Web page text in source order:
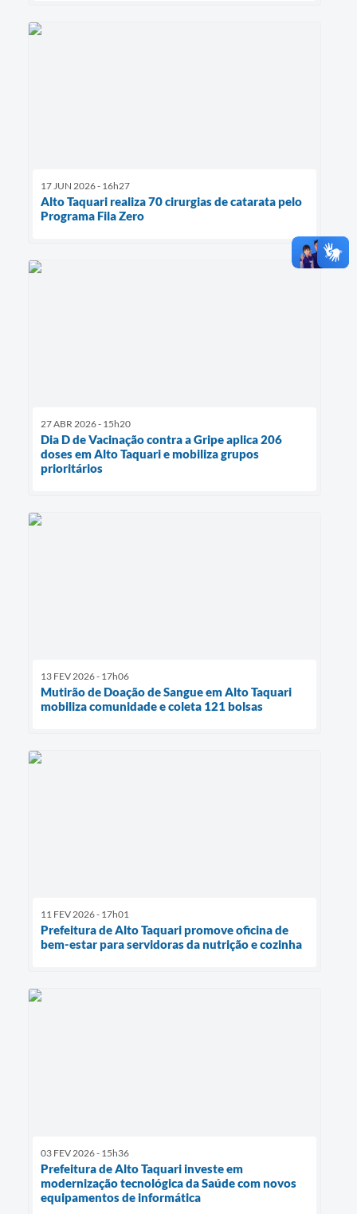
17 JUN 2026 - 16h27
Alto Taquari realiza 70 cirurgias de catarata pelo
Programa Fila Zero
27 ABR 2026 - 15h20
Dia D de Vacinação contra a Gripe aplica 206
doses em Alto Taquari e mobiliza grupos
prioritários
13 FEV 2026 - 17h06
Mutirão de Doação de Sangue em Alto Taquari
mobiliza comunidade e coleta 121 bolsas
11 FEV 2026 - 17h01
Prefeitura de Alto Taquari promove oficina de
bem-estar para servidoras da nutrição e cozinha
03 FEV 2026 - 15h36
Prefeitura de Alto Taquari investe em
modernização tecnológica da Saúde com novos
equipamentos de informática